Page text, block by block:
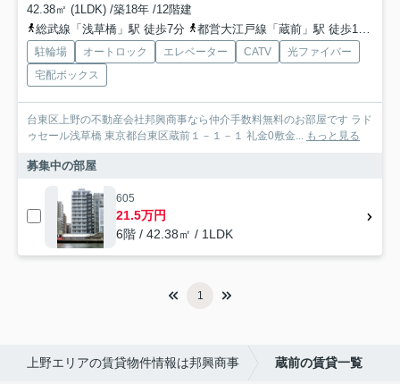
42.38㎡ (1LDK) /築18年 /12階建
総武線「浅草橋」駅 徒歩7分
都営大江戸線「蔵前」駅 徒歩10分
駐輪場 オートロック エレベーター CATV
光ファイバー
宅配ボックス
台東区上野の不動産会社邦興商事なら仲介手数料無料のお部屋です ラド
ゥセール浅草橋 東京都台東区蔵前１－１－１ 礼金0敷金...
もっと見る
募集中の部屋
605
21.5万円
6階 / 42.38㎡ / 1LDK
1
上野エリアの賃貸物件情報は邦興商事 蔵前の賃貸一覧